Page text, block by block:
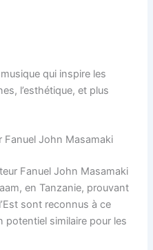
qui inspire les
l’esthétique, et plus
Fanuel John Masamaki
Fanuel John Masamaki
en Tanzanie, prouvant
sont reconnus à ce
potentiel similaire pour les